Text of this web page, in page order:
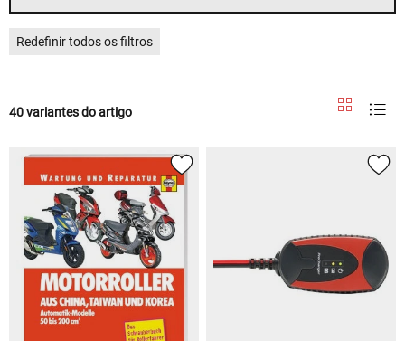
Redefinir todos os filtros
40 variantes do artigo